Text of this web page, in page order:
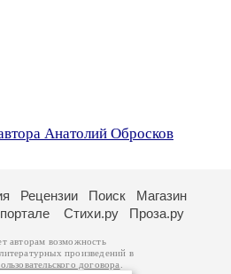
Анатолий Обросков
Рецензии Поиск
Магазин
Стихи.ру Проза.ру
авторам возможность
произведений в
договора